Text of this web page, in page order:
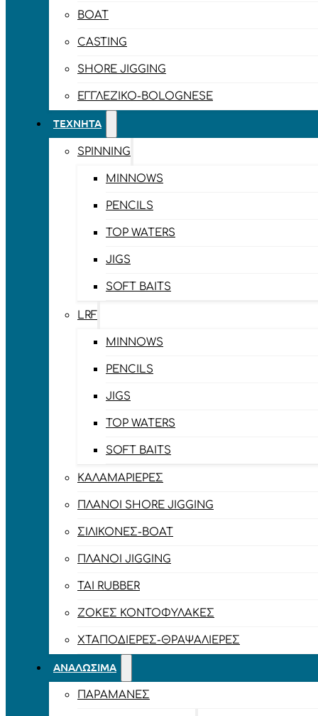
BOAT
CASTING
SHORE JIGGING
ΕΓΓΛΈΖΙΚΟ-BOLOGNESE
ΤΕΧΝΗΤΆ
SPINNING
MINNOWS
PENCILS
TOP WATERS
JIGS
SOFT BAITS
LRF
MINNOWS
PENCILS
JIGS
TOP WATERS
SOFT BAITS
ΚΑΛΑΜΑΡΙΈΡΕΣ
ΠΛΆΝΟΙ SHORE JIGGING
ΣΙΛΙΚΌΝΕΣ-BOAT
ΠΛΆΝΟΙ JIGGING
TAI RUBBER
ΖΌΚΕΣ ΚΟΝΤΟΦΎΛΑΚΕΣ
ΧΤΑΠΟΔΙΈΡΕΣ-ΘΡΑΨΑΛΙΈΡΕΣ
ΑΝΑΛΏΣΙΜΑ
ΠΑΡΑΜΆΝΕΣ